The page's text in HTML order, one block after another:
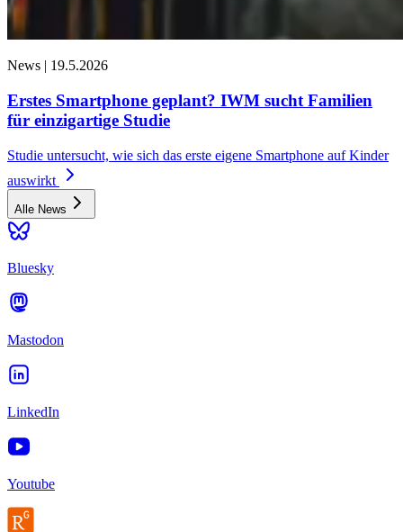
News | 19.5.2026
Erstes Smartphone geplant? IWM sucht Familien
für einzigartige Studie
Studie untersucht, wie sich das erste eigene Smartphone auf Kinder
auswirkt
Alle News
Bluesky
Mastodon
LinkedIn
Youtube